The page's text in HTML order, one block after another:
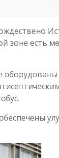
зоне есть